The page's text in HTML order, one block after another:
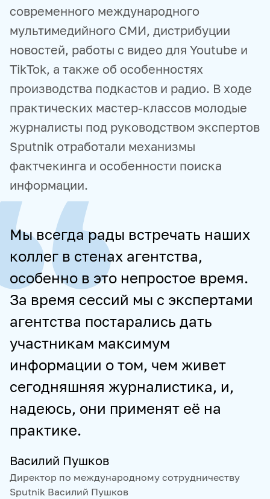
современного международного
мультимедийного СМИ, дистрибуции
новостей, работы с видео для Youtube и
TikTok, а также об особенностях
производства подкастов и радио. В ходе
практических мастер-классов молодые
журналисты под руководством экспертов
Sputnik отработали механизмы
фактчекинга и особенности поиска
информации.
Мы всегда рады встречать наших
коллег в стенах агентства,
особенно в это непростое время.
За время сессий мы с экспертами
агентства постарались дать
участникам максимум
информации о том, чем живет
сегодняшняя журналистика, и,
надеюсь, они применят её на
практике.
Василий Пушков
Директор по международному сотрудничеству
Sputnik Василий Пушков